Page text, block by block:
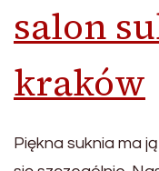
salon
kraków
Piękna suknia ma